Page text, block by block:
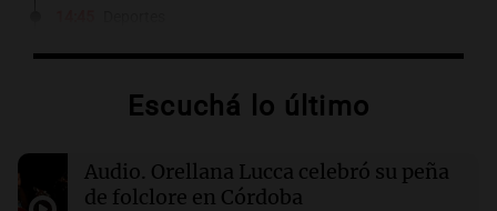
caída con Tigre en el Torneo Clausura
Controles fronterizos en España para viajeros
italianos tras sanciones de Italia
Escuchá lo último
Audio. Orellana Lucca celebró su peña
de folclore en Córdoba